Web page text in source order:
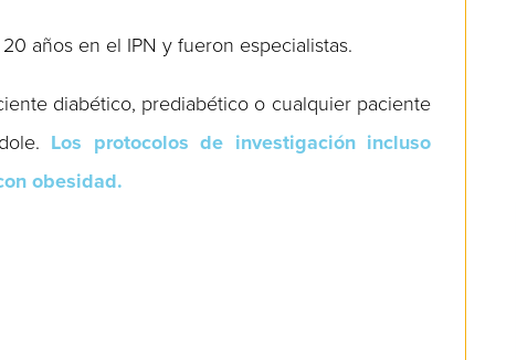
años en el IPN y fueron especialistas.
diabético, prediabético o cualquier paciente
Los protocolos de investigación incluso
obesidad.